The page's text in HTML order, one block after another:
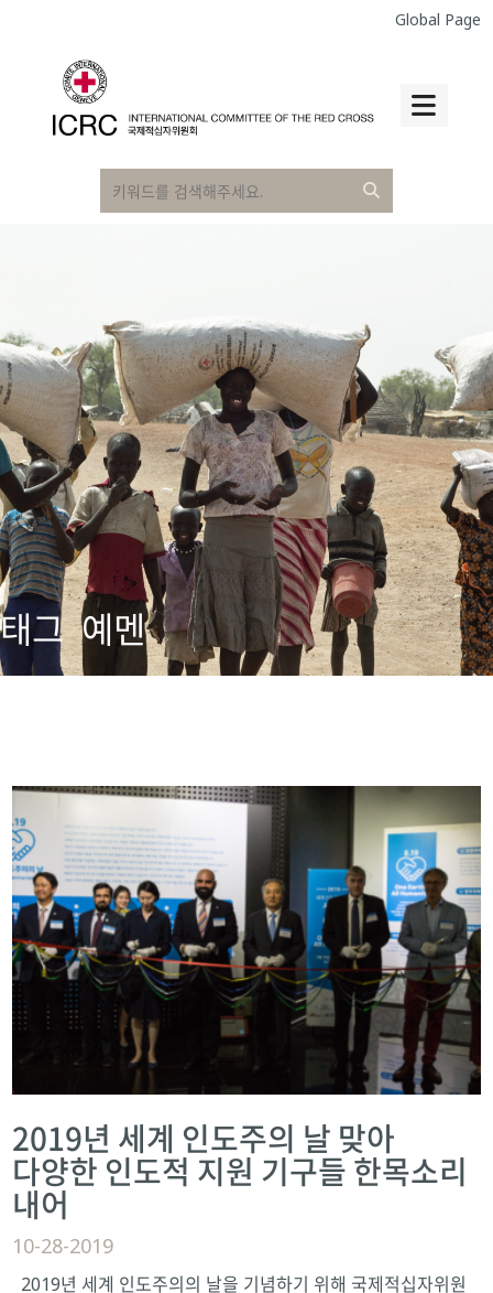
Global Page
태그예멘
2019년 세계 인도주의 날 맞아
다양한 인도적 지원 기구들 한목소리
내어
10-28-2019
2019년 세계 인도주의의 날을 기념하기 위해 국제적십자위원